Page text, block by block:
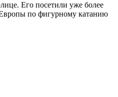
Его посетили уже более
по фигурному катанию